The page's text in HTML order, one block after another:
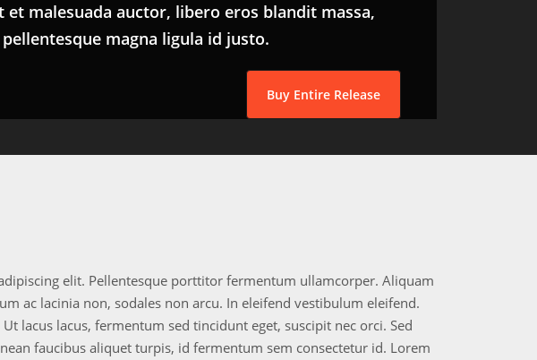
et malesuada auctor, libero eros blandit massa,
pellentesque magna ligula id justo.
Buy Entire Release
elit. Pellentesque porttitor fermentum ullamcorper. Aliquam
ac lacinia non, sodales non arcu. In eleifend vestibulum eleifend.
lacus lacus, fermentum sed tincidunt eget, suscipit nec orci. Sed
faucibus aliquet turpis, id fermentum sem consectetur id. Lorem